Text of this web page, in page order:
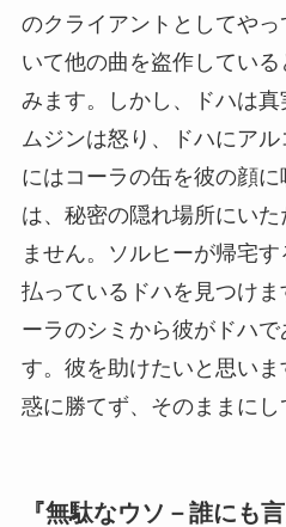
のクライアントとしてや
いて他の曲を盗作してい
みます。しかし、ドハは真
ムジンは怒り、ドハにア
にはコーラの缶を彼の顔
は、秘密の隠れ場所にい
ません。ソルヒーが帰宅
払っているドハを見つけ
ーラのシミから彼がドハ
す。彼を助けたいと思い
惑に勝てず、そのままにし
『無駄なウソ－誰にも